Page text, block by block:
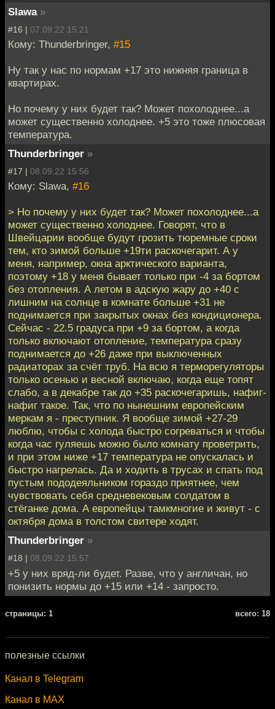
Slawa »
#16 | 07.09.22 15:21
Кому: Thunderbringer, #15
Ну так у нас по нормам +17 это нижняя граница в
квартирах.
Но почему у них будет так? Может похолоднее...а
может существенно холоднее. +5 это тоже плюсовая
температура.
Thunderbringer »
#17 | 08.09.22 15:56
Кому: Slawa, #16
> Но почему у них будет так? Может похолоднее...а
может существенно холоднее. Говорят, что в
Швейцарии вообще будут грозить тюремные сроки
тем, кто зимой больше +19ти раскочегарит. А у
меня, например, окна арктического варианта,
поэтому +18 у меня бывает только при -4 за бортом
без отопления. А летом в адскую жару до +40 с
лишним на солнце в комнате больше +31 не
поднимается при закрытых окнах без кондиционера.
Сейчас - 22.5 градуса при +9 за бортом, а когда
только включают отопление, температура сразу
поднимается до +26 даже при выключенных
радиаторах за счёт труб. На всю я терморегуляторы
только осенью и весной включаю, когда еще топят
слабо, а в декабре так до +35 раскочегаришь, нафиг-
нафиг такое. Так, что по нынешним европейским
меркам я - преступник. Я вообще зимой +27-29
люблю, чтобы с холода быстро согреваться и чтобы
когда час гуляешь можно было комнату проветрить,
и при этом ниже +17 температура не опускалась и
быстро нагрелась. Да и ходить в трусах и спать под
пустым пододеяльником гораздо приятнее, чем
чувствовать себя средневековым солдатом в
стёганке дома. А европейцы тамкмногие и живут - с
октября дома в толстом свитере ходят.
Thunderbringer »
#18 | 08.09.22 15:57
+5 у них вряд-ли будет. Разве, что у англичан, но
понизить нормы до +15 или +14 - запросто.
cтраницы: 1 всего: 18
полезные ссылки
Канал в Telegram
Канал в MAX